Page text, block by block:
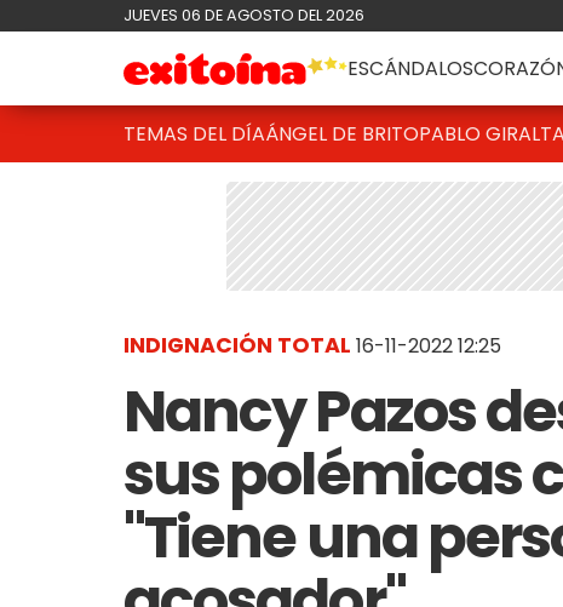
JUEVES 06 DE AGOSTO DEL 2026
ESCÁNDALOS
TEMAS DEL DÍAÁNGEL DE BRITOPABLO GIRALT
INDIGNACIÓN TOTAL 16-11-2022 12:25
Nancy Pazos
sus polémicas
"Tiene una